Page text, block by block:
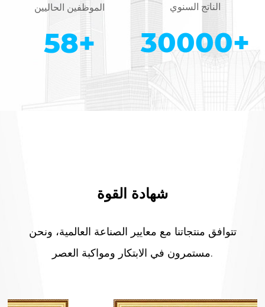
الموظفين الحاليين
58+
الناتج السنوي
30000+
شهادة القوة
تتوافق منتجاتنا مع معايير الصناعة العالمية، ونحن
مستمرون في الابتكار ومواكبة العصر.